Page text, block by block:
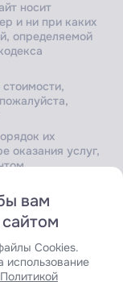
носит
и ни при каких
определяемой
их
оказания услуг,
об
вам
Cookies.
использование
Политикой